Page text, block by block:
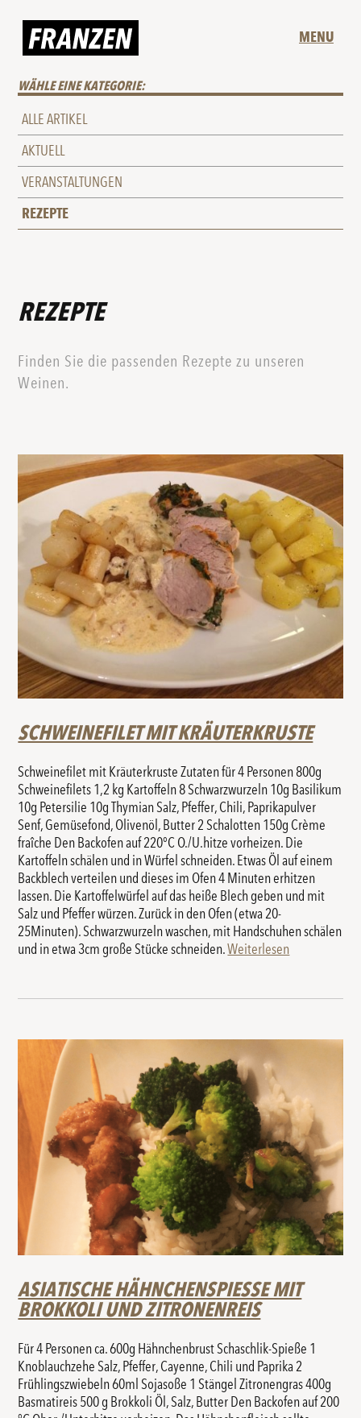
MENU
WÄHLE EINE KATEGORIE:
ALLE ARTIKEL
AKTUELL
VERANSTALTUNGEN
REZEPTE
REZEPTE
Finden Sie die passenden Rezepte zu unseren
Weinen.
SCHWEINEFILET MIT KRÄUTERKRUSTE
Schweinefilet mit Kräuterkruste Zutaten für 4 Personen 800g
Schweinefilets 1,2 kg Kartoffeln 8 Schwarzwurzeln 10g Basilikum
10g Petersilie 10g Thymian Salz, Pfeffer, Chili, Paprikapulver
Senf, Gemüsefond, Olivenöl, Butter 2 Schalotten 150g Crème
fraîche Den Backofen auf 220°C O./U.hitze vorheizen. Die
Kartoffeln schälen und in Würfel schneiden. Etwas Öl auf einem
Backblech verteilen und dieses im Ofen 4 Minuten erhitzen
lassen. Die Kartoffelwürfel auf das heiße Blech geben und mit
Salz und Pfeffer würzen. Zurück in den Ofen (etwa 20-
25Minuten). Schwarzwurzeln waschen, mit Handschuhen schälen
und in etwa 3cm große Stücke schneiden.Weiterlesen
ASIATISCHE HÄHNCHENSPIESSE MIT B
ROKKOLI UND ZITRONENREIS
Für 4 Personen ca. 600g Hähnchenbrust Schaschlik-Spieße 1
Knoblauchzehe Salz, Pfeffer, Cayenne, Chili und Paprika 2
Frühlingszwiebeln 60ml Sojasoße 1 Stängel Zitronengras 400g
Basmatireis 500 g Brokkoli Öl, Salz, Butter Den Backofen auf 200